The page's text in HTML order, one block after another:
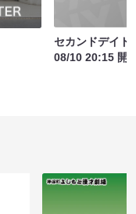
セカンドデイド
08/10 20:15 開